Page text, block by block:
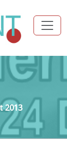
2013